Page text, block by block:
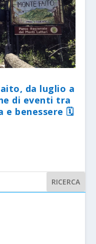
da luglio a
di eventi tra
e benessere 🗓